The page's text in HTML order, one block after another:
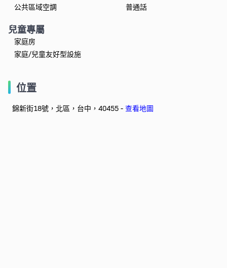
公共區域空調
兒童專屬
家庭房
家庭/兒童友好型設施
普通話
位置
錦新街18號，北區，台中，40455 - 查看地圖